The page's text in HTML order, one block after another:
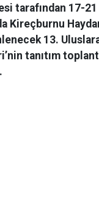
tarafından 17-
Kireçburnu
13.
tanıtım